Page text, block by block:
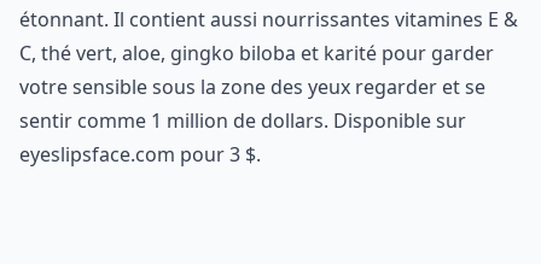
étonnant. Il contient aussi nourrissantes vitamines E &
C, thé vert, aloe, gingko biloba et karité pour garder
votre sensible sous la zone des yeux regarder et se
sentir comme 1 million de dollars. Disponible sur
eyeslipsface.com pour 3 $.